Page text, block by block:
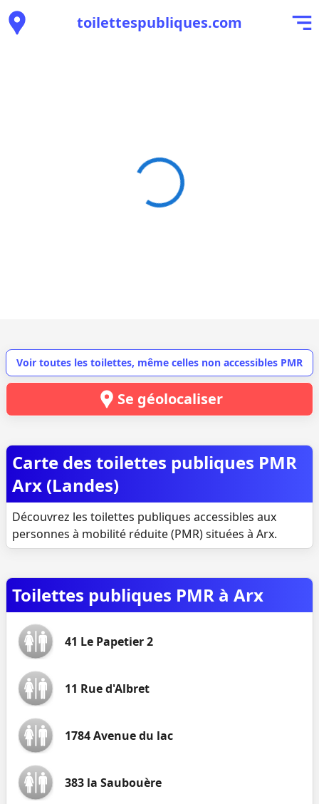
toilettespubliques.com
Voir toutes les toilettes, même celles non accessibles PMR
Se géolocaliser
Carte des toilettes publiques PMR
Arx (Landes)
Découvrez les toilettes publiques accessibles aux
personnes à mobilité réduite (PMR) situées à Arx.
Toilettes publiques PMR à Arx
41 Le Papetier 2
11 Rue d'Albret
1784 Avenue du lac
383 la Saubouère